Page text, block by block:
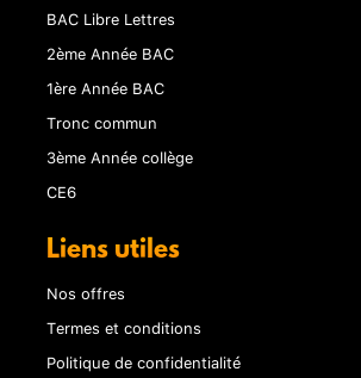
BAC Libre Lettres
2ème Année BAC
1ère Année BAC
Tronc commun
3ème Année collège
CE6
Liens utiles
Nos offres
Termes et conditions
Politique de confidentialité